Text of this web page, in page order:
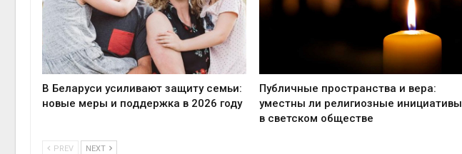
В Беларуси усиливают защиту семьи:
новые меры и поддержка в 2026 году
Публичные пространства и вера:
уместны ли религиозные инициативы
в светском обществе
PREV NEXT